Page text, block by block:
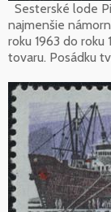
Sesterské lode
najmenšie
roku 1963 do roku
tovaru. Posádku